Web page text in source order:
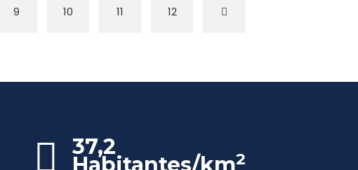
9 10 11 12
37,2
Habitantes/km2